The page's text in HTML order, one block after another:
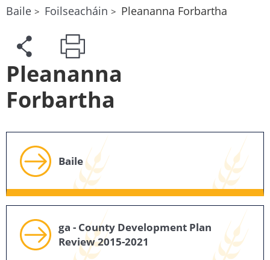
Baile Foilseacháin Pleananna Forbartha
Pleananna
Forbartha
Baile
ga - County Development Plan
Review 2015-2021